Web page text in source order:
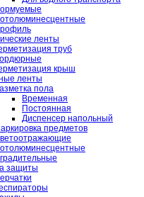
ленты
труб
крыш
ленты
пола
Временная
Постоянная
Диспенсер напольный
предметов
защиты